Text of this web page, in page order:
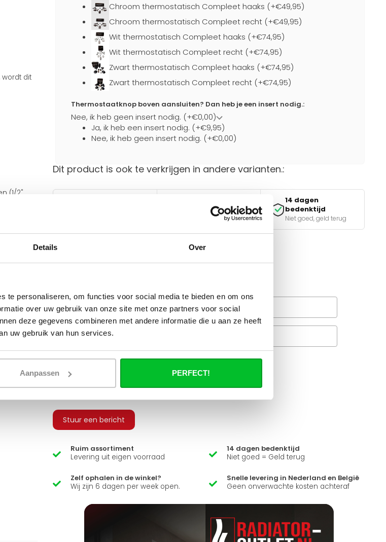
Details Over
te personaliseren, om functies voor social media te bieden en om ons
over uw gebruik van onze site met onze partners voor social
deze gegevens combineren met andere informatie die u aan ze heeft
uw gebruik van hun services.
Aanpassen PERFECT!
dit
(1/2"
mm.
de
en
uit
en
en
buizen
Chroom thermostatisch Compleet haaks (+€49,95)
Chroom thermostatisch Compleet recht (+€49,95)
Wit thermostatisch Compleet haaks (+€74,95)
Wit thermostatisch Compleet recht (+€74,95)
Zwart thermostatisch Compleet haaks (+€74,95)
Zwart thermostatisch Compleet recht (+€74,95)
Thermostaatknop boven aansluiten? Dan heb je een insert nodig.:
Nee, ik heb geen insert nodig. (+€0,00)
Ja, ik heb een insert nodig. (+€9,95)
Nee, ik heb geen insert nodig. (+€0,00)
Dit product is ook te verkrijgen in andere varianten.:
Veilig betalen
iDEAL, Klarna & meer
14 dagen
bedenktijd
Niet goed, geld terug
Wanneer bezorgt de
vrachtservice in uw regio?
Heb je een vraag over dit product ?
Simon helpt je graag en kan al je vragen beantwoorden.
Stuur een bericht
Ruim assortiment
Levering uit eigen voorraad
14 dagen bedenktijd
Niet goed = Geld terug
Zelf ophalen in de winkel?
Wij zijn 6 dagen per week open.
Snelle levering in Nederland en België
Geen onverwachte kosten achteraf